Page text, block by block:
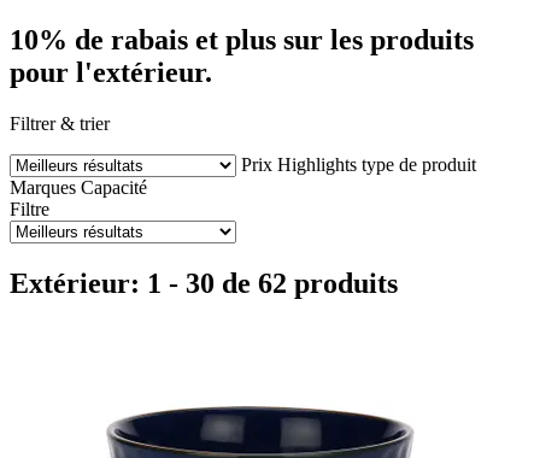
10% de rabais et plus sur les produits
pour l'extérieur.
Filtrer & trier
Prix Highlights type de produit
Marques Capacité
Filtre
Extérieur: 1 - 30 de 62 produits